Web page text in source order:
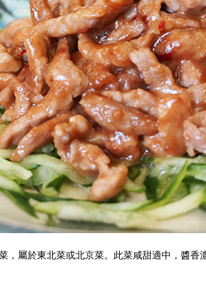
，屬於東北菜或北京菜。此菜咸甜適中，醬香